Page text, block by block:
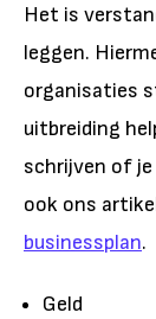
Het is
leggen.
organisaties
uitbreiding
schrijven of je
ook ons
businessplan.
Geld